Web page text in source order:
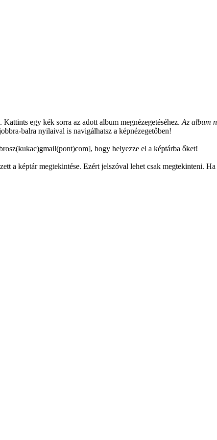
egy kék sorra az adott album megnézegetéséhez. Az album
balra nyilaival is navigálhatsz a képnézegetőben!
], hogy helyezze el a képtárba őket!
a képtár megtekintése. Ezért jelszóval lehet csak megtekinteni.